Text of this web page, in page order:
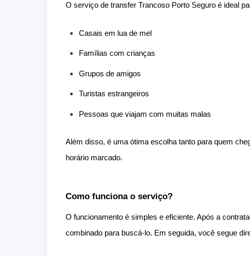
O serviço de transfer Trancoso Porto Seguro é ideal
Casais em lua de mel
Famílias com crianças
Grupos de amigos
Turistas estrangeiros
Pessoas que viajam com muitas malas
Além disso, é uma ótima escolha tanto para quem
horário marcado.
Como funciona o serviço?
O funcionamento é simples e eficiente. Após a
combinado para buscá-lo. Em seguida, você segue